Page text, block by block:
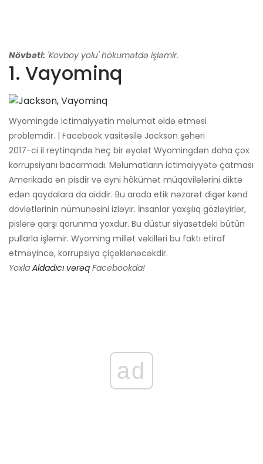
Növbəti: 'Kovboy yolu' hökumətdə işləmir.
1. Vayominq
Wyomingdə ictimaiyyətin məlumat əldə etməsi
problemdir. | Facebook vasitəsilə Jackson şəhəri
2017-ci il reytinqində heç bir əyalət Wyomingdən daha çox
korrupsiyanı bacarmadı. Məlumatların ictimaiyyətə çatması
Amerikada ən pisdir və eyni hökümət müqavilələrini diktə
edən qaydalara da aiddir. Bu arada etik nəzarət digər kənd
dövlətlərinin nümunəsini izləyir. İnsanlar yaxşılıq gözləyirlər,
pislərə qarşı qorunma yoxdur. Bu düstur siyasətdəki bütün
pullarla işləmir. Wyoming millət vəkilləri bu faktı etiraf
etməyincə, korrupsiya çiçəklənəcəkdir.
Yoxla Aldadıcı vərəq Facebookda!
ad